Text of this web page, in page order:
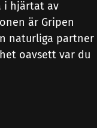
i hjärtat av
är Gripen
naturliga partner
oavsett var du